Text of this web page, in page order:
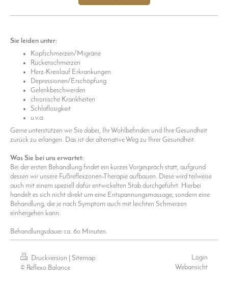
Sie leiden unter:
Kopfschmerzen/Migräne
Rückenschmerzen
Herz-Kreislauf Erkrankungen
Depressionen/Erschöpfung
Gelenkbeschwerden
chronische Krankheiten
Schlaflosigkeit
u.v.a.
Gerne unterstützen wir Sie dabei, Ihr Wohlbefinden und Ihre Gesundheit
zurück zu erlangen. Das ist der alternative Weg zu Ihrer Gesundheit.
Was Sie bei uns erwartet:
Bei der ersten Behandlung findet ein kurzes Vorgespräch statt, aufgrund
dessen wir unsere Fußreflexzonen-Therapie aufbauen. Diese wird teilweise
auch mit einem speziell dafür entwickelten Stab durchgeführt. Hierbei
handelt es sich nicht direkt um eine Entspannungsmassage, sondern eine
Behandlung, die je nach Symptom auch mit leichten Schmerzen
einhergehen kann.
Behandlungsdauer ca. 6o Minuten.
Druckversion
Sitemap
© Reflexo Balance
Login
Webansicht